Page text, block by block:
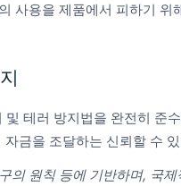
사용을 제품에서 피하기 위
테러 방지법을 완전히 준
금을 조달하는 신뢰할 수
의 원칙 등에 기반하며, 국